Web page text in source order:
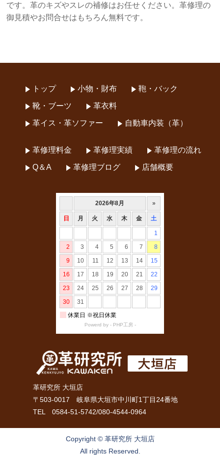
です。革のキズやスレの補修はお任せください。革修理の
御見積やお問合せはもちろん無料です。
トップ 小物・財布 鞄・バック
靴・ブーツ 革衣料
革イス・革ソファー 自動車内装（革）
革修理料金 革修理実績 革修理の流れ
Q＆A 革修理ブログ 店舗概要
革研究所 大垣店
〒503-0017 岐阜県大垣市中川町1丁目24番地
TEL 0584-51-5742/080-4544-0964
Copyright © 革研究所 大垣店
All rights Reserved.